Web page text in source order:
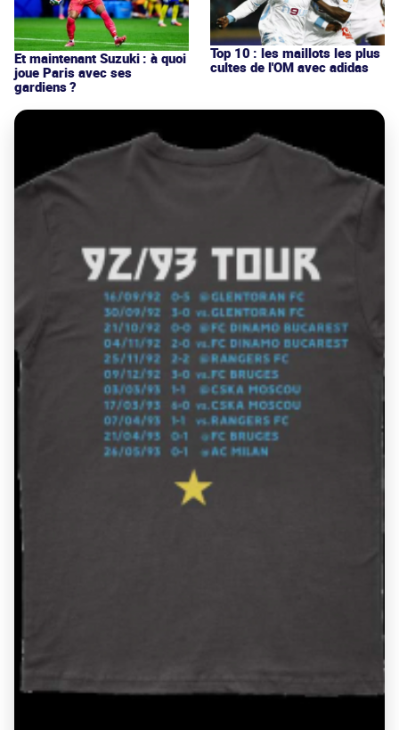
Et maintenant Suzuki : à quoi
joue Paris avec ses
gardiens ?
Top 10 : les maillots les plus
cultes de l'OM avec adidas